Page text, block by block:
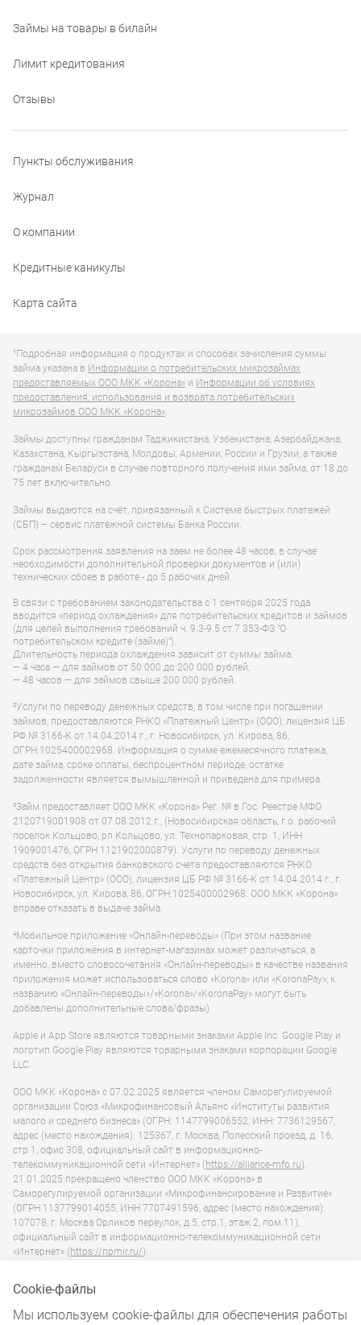
Займы на товары в билайн
Лимит кредитования
Отзывы
Пункты обслуживания
Журнал
О компании
Кредитные каникулы
Карта сайта
¹Подробная информация о продуктах и способах зачисления суммы
займа указана в Информации о потребительских микрозаймах
предоставляемых ООО МКК «Корона» и Информации об условиях
предоставления, использования и возврата потребительских
микрозаймов ООО МКК «Корона».
Займы доступны гражданам Таджикистана, Узбекистана, Азербайджана,
Казахстана, Кыргызстана, Молдовы, Армении, России и Грузии, а также
гражданам Беларуси в случае повторного получения ими займа, от 18 до
75 лет включительно.
Займы выдаются на счёт, привязанный к Системе быстрых платежей
(СБП) – сервис платёжной системы Банка России.
Срок рассмотрения заявления на заем не более 48 часов, в случае
необходимости дополнительной проверки документов и (или)
технических сбоев в работе - до 5 рабочих дней.
В связи с требованием законодательства с 1 сентября 2025 года
вводится «период охлаждения» для потребительских кредитов и займов
(для целей выполнения требований ч. 9.3-9.5 ст.7 353-ФЗ "О
потребительском кредите (займе)").
Длительность периода охлаждения зависит от суммы займа:
— 4 часа — для займов от 50 000 до 200 000 рублей;
— 48 часов — для займов свыше 200 000 рублей.
²Услуги по переводу денежных средств, в том числе при погашении
займов, предоставляются РНКО «Платежный Центр» (ООО), лицензия ЦБ
РФ № 3166-К от 14.04.2014 г., г. Новосибирск, ул. Кирова, 86,
ОГРН:1025400002968. Информация о сумме ежемесячного платежа,
дате займа, сроке оплаты, беспроцентном периоде, остатке
задолженности является вымышленной и приведена для примера.
³Займ предоставляет ООО МКК «Корона» Рег. № в Гос. Реестре МФО
2120719001908 от 07.08.2012 г., (Новосибирская область, г.о. рабочий
поселок Кольцово, рп Кольцово, ул. Технопарковая, стр. 1, ИНН
1909001476, ОГРН 1121902000879). Услуги по переводу денежных
средств без открытия банковского счета предоставляются РНКО
«Платежный Центр» (ООО), лицензия ЦБ РФ № 3166-К от 14.04.2014 г., г.
Новосибирск, ул. Кирова, 86, ОГРН:1025400002968. ООО МКК «Корона»
вправе отказать в выдаче займа.
⁴Мобильное приложение «Онлайн-переводы» (При этом название
карточки приложения в интернет-магазинах может различаться, а
именно, вместо словосочетания «Онлайн-переводы» в качестве названия
приложения может использоваться слово «Korona» или «KoronaPay»; к
названию «Онлайн-переводы»/«Korona»/«KoronaPay» могут быть
добавлены дополнительные слова/фразы)
Apple и App Store являются товарными знаками Apple Inc. Google Play и
логотип Google Play являются товарными знаками корпорации Google
LLC.
ООО МКК «Корона» с 07.02.2025 является членом Саморегулируемой
организации Союз «Микрофинансовый Альянс «Институты развития
малого и среднего бизнеса» (ОГРН: 1147799006552, ИНН: 7736129567,
адрес (место нахождения): 125367, г. Москва, Полесский проезд, д. 16,
стр.1, офис 308, официальный сайт в информационно-
телекоммуникационной сети «Интернет» (https://alliance-mfo.ru).
21.01.2025 прекращено членство ООО МКК «Корона» в
Саморегулируемой организации «Микрофинансирование и Развитие»
(ОГРН 1137799014055, ИНН 7707491596, адрес (место нахождения):
107078, г. Москва Орликов переулок, д.5, стр.1, этаж 2, пом.11),
официальный сайт в информационно-телекоммуникационной сети
«Интернет» (https://npmir.ru/).
Государственный реестр микрофинансовых организаций
https://cbr.ru/microfinance/registry/
Сookie-файлы
Мы используем cookie-файлы для обеспечения работы